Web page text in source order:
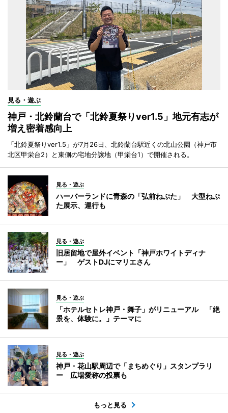
見る・遊ぶ
神戸・北鈴蘭台で「北鈴夏祭りver1.5」地元有志が
増え密着感向上
「北鈴夏祭りver1.5」が7月26日、北鈴蘭台駅近くの北山公園（神戸市
北区甲栄台2）と東側の宅地分譲地（甲栄台1）で開催される。
見る・遊ぶ
ハーバーランドに青森の「弘前ねぷた」 大型ねぷ
た展示、運行も
見る・遊ぶ
旧居留地で屋外イベント「神戸ホワイトディナ
ー」 ゲストDJにマリエさん
見る・遊ぶ
「ホテルセトレ神戸・舞子」がリニューアル 「絶
景を、体験に。」テーマに
見る・遊ぶ
神戸・花山駅周辺で「まちめぐり」スタンプラリ
ー 広場愛称の投票も
もっと見る